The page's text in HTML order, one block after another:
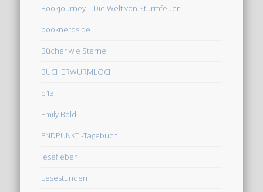
Bookjourney – Die Welt von Sturmfeuer
booknerds.de
Bücher wie Sterne
BÜCHERWURMLOCH
e13
Emily Bold
ENDPUNKT -Tagebuch
lesefieber
Lesestunden